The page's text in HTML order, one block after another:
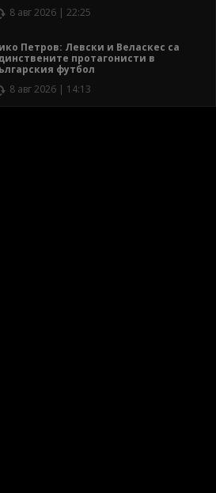
8 авг 2026 | 22:25
Петров: Левски и Веласкес са
протагонисти в
футбол
8 авг 2026 | 14:13